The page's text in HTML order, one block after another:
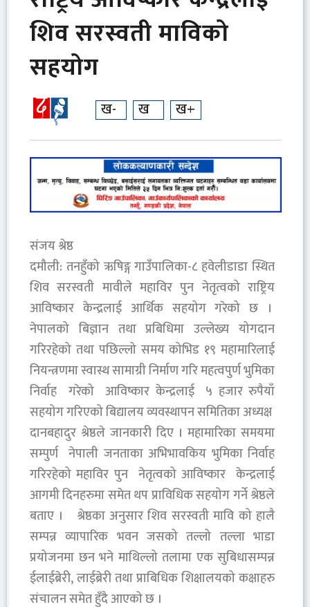
शिव सरस्वती माविको
सहयोग
ख- ख ख+
संजय श्रेष्ठ
दमौली: तनहुँको ऋषिङ्ग गाउँपालिका-८ हवेलीडाडा स्थित
शिव सरस्वती मावीले महाविर पुन नेतृत्वको राष्ट्रिय
आविष्कार केन्द्रलाई आर्थिक सहयोग गरेको छ ।
नेपालको बिज्ञान तथा प्रबिधिमा उल्लेख्य योगदान
गरिरहेको तथा पछिल्लो समय कोभिड १९ महामारिलाई
नियन्त्रणमा स्वास्थ सामाग्री निर्माण गरि महत्वपुर्ण भुमिका
निर्वाह गरेको आविष्कार केन्द्रलाई ५ हजार रुपैयाँ
सहयोग गरिएको बिद्यालय व्यवस्थापन समितिका अध्यक्ष
दानबहादुर श्रेष्ठले जानकारी दिए । महामारिका समयमा
सम्पुर्ण नेपाली जनताका अभिभावकिय भुमिका निर्वाह
गरिरहेको महाविर पुन नेतृत्वको आविष्कार केन्द्रलाई
आगमी दिनहरुमा समेत थप प्राविधिक सहयोग गर्ने श्रेष्ठले
बताए । श्रेष्ठका अनुसार शिव सरस्वती मावि को हालै
सम्पन्न व्यापारिक भवन जसको तल्लो तल्ला भाडा
प्रयोजनमा छन भने माथिल्लो तलामा एक सुबिधासम्पन्न
ईलाईब्रेरी, लाईब्रेरी तथा प्राबिधिक शिक्षालयको कक्षाहरु
संचालन समेत हुँदै आएको छ ।